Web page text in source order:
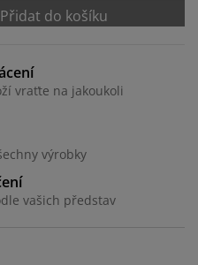
Přidat do košíku
vraťte na jakoukoli
výrobky
vašich představ